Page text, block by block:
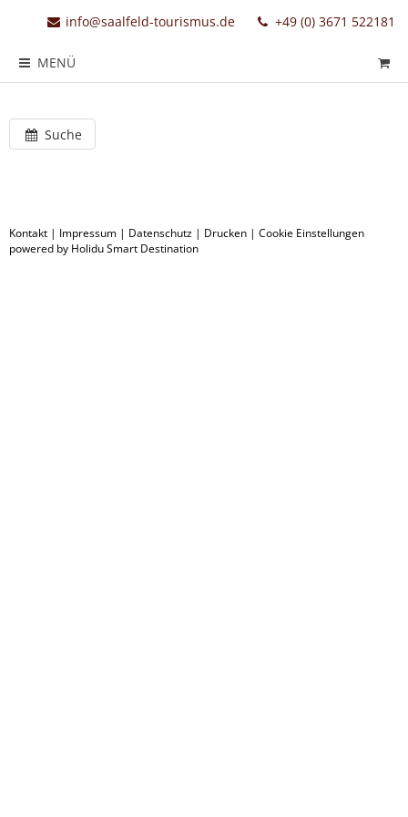
info@saalfeld-tourismus.de +49 (0) 3671 522181
MENÜ
Suche
Kontakt | Impressum | Datenschutz | Drucken | Cookie Einstellungen
powered by Holidu Smart Destination